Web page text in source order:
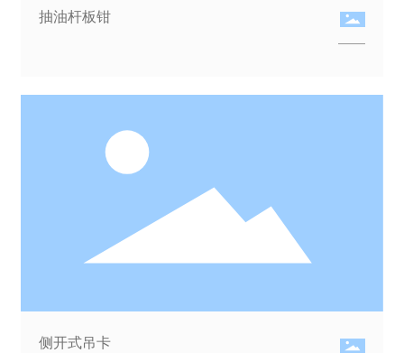
抽油杆板钳
侧开式吊卡